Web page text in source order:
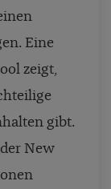
Eine
zeigt,
gibt.
New